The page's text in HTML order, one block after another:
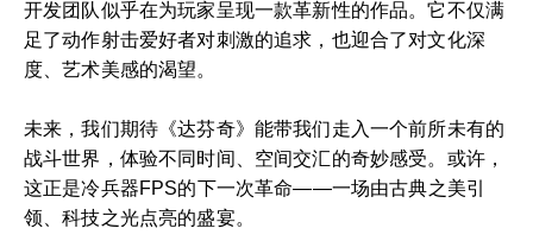
开发团队似乎在为玩家呈现一款革新性的作品。它不仅满
足了动作射击爱好者对刺激的追求，也迎合了对文化深
度、艺术美感的渴望。
未来，我们期待《达芬奇》能带我们走入一个前所未有的
战斗世界，体验不同时间、空间交汇的奇妙感受。或许，
这正是冷兵器FPS的下一次革命——一场由古典之美引
领、科技之光点亮的盛宴。